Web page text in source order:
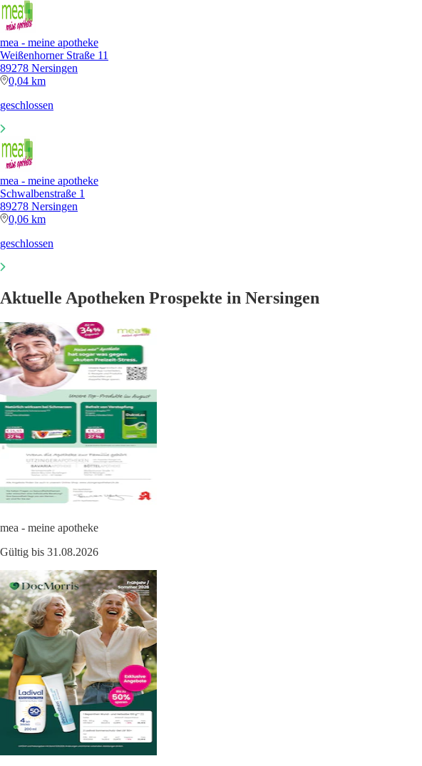
mea - meine apotheke
Weißenhorner Straße 11
89278 Nersingen
0,04 km
geschlossen
mea - meine apotheke
Schwalbenstraße 1
89278 Nersingen
0,06 km
geschlossen
Aktuelle Apotheken Prospekte in Nersingen
mea - meine apotheke
Gültig bis 31.08.2026